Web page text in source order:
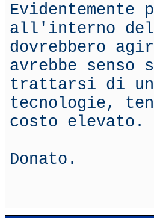
all'interno
dovrebbero
avrebbe senso
trattarsi di
tecnologie,
costo elevato.
Donato.